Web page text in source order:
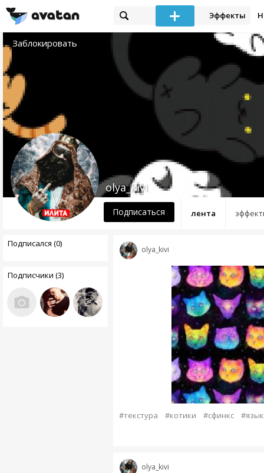
Эффекты
Заблокировать
лента
olya_kivi
Подписаться
Подписался (0)
Подписчики (3)
olya_kivi
#текстура #котики #сфинкс #язык
olya_kivi